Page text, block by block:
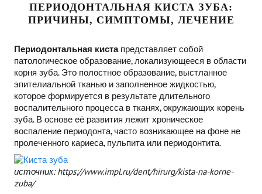
ПЕРИОДОНТАЛЬНАЯ КИСТА ЗУБА:
ПРИЧИНЫ, СИМПТОМЫ, ЛЕЧЕНИЕ
Периодонтальная кистапредставляет собой
патологическое образование, локализующееся в области
корня зуба. Это полостное образование, выстланное
эпителиальной тканью и заполненное жидкостью,
которое формируется в результате длительного
воспалительного процесса в тканях, окружающих корень
зуба. В основе её развития лежит хроническое
воспаление периодонта, часто возникающее на фоне не
пролеченного кариеса, пульпита или периодонтита.
источник: https://www.impl.ru/dent/hirurg/kista-na-korne-
zuba/